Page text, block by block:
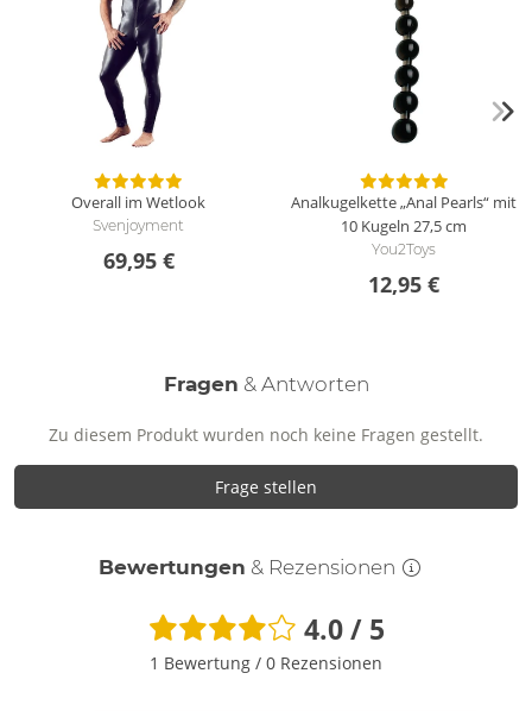
Overall im Wetlook
Svenjoyment
69,95 €
Analkugelkette „Anal Pearls“ mit
10 Kugeln 27,5 cm
You2Toys
12,95 €
Fragen & Antworten
Zu diesem Produkt wurden noch keine Fragen gestellt.
Frage stellen
Bewertungen & Rezensionen
4.0 / 5
1 Bewertung / 0 Rezensionen